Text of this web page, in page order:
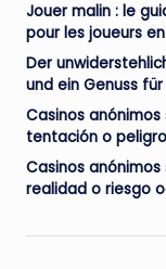
Jouer malin : le
pour les joueurs
Der
und ein Genuss
Casinos
tentación o
Casinos
realidad o riesgo